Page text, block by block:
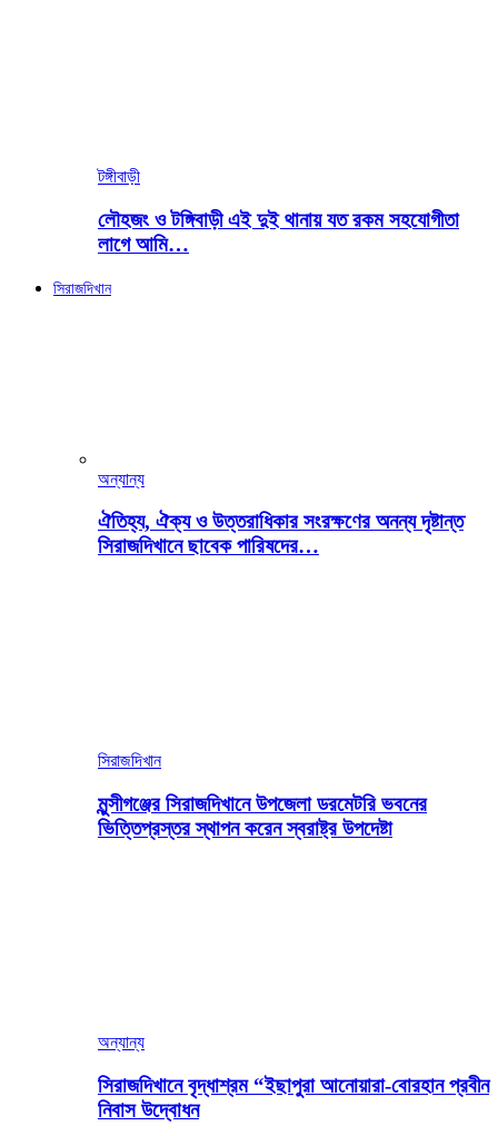
টঙ্গীবাড়ী
লৌহজং ও টঙ্গিবাড়ী এই দুই থানায় যত রকম সহযোগীতা
লাগে আমি…
সিরাজদিখান
অন্যান্য
ঐতিহ্য, ঐক্য ও উত্তরাধিকার সংরক্ষণের অনন্য দৃষ্টান্ত
সিরাজদিখানে ছাবেক পারিষদের…
সিরাজদিখান
মুন্সীগঞ্জের সিরাজদিখানে উপজেলা ডরমেটরি ভবনের
ভিত্তিপ্রস্তর স্থাপন করেন স্বরাষ্ট্র উপদেষ্টা
অন্যান্য
সিরাজদিখানে বৃদ্ধাশ্রম “ইছাপুরা আনোয়ারা-বোরহান প্রবীন
নিবাস উদ্বোধন